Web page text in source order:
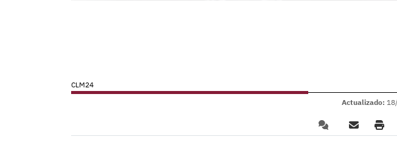
CLM24
Actualizado: